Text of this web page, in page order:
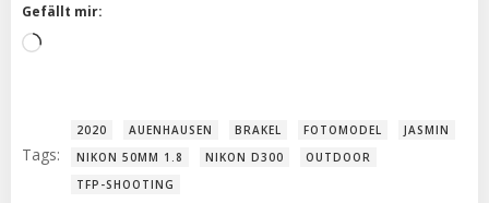
Gefällt mir:
Wird
Tags:
2020 AUENHAUSEN BRAKEL FOTOMODEL
JASMIN
NIKON 50MM 1.8
NIKON D300
OUTDOOR
TFP-SHOOTING